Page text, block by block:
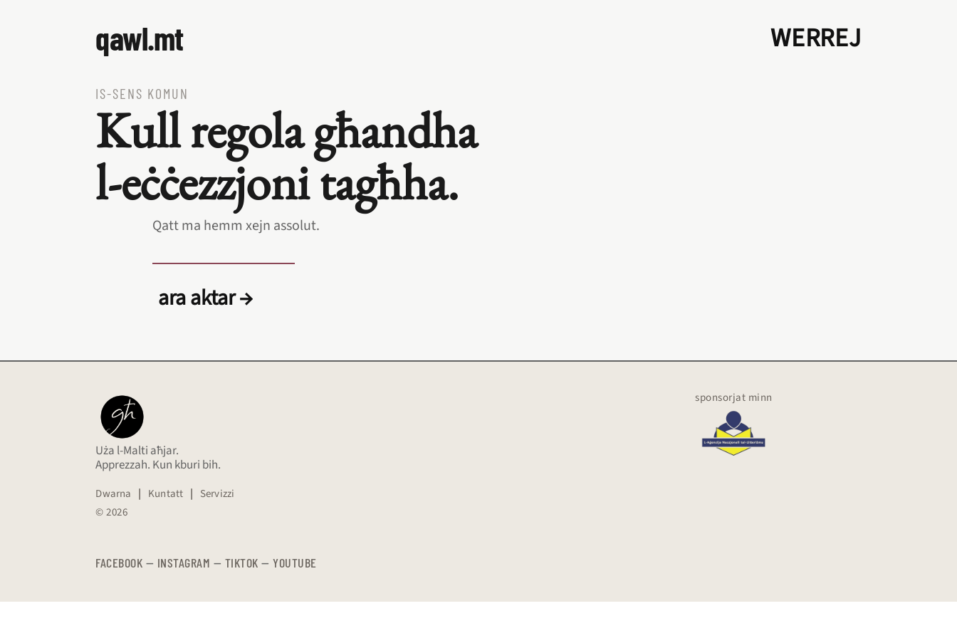
qawl.mt WERREJ
IS‑SENS KOMUN
Kull regola għandha
l‑eċċezzjoni tagħha.
Qatt ma hemm xejn assolut.
ara aktar →
Uża l-Malti aħjar.
Apprezzah. Kun kburi bih.
Dwarna | Kuntatt | Servizzi
© 2026
FACEBOOK — INSTAGRAM — TIKTOK — YOUTUBE
sponsorjat minn